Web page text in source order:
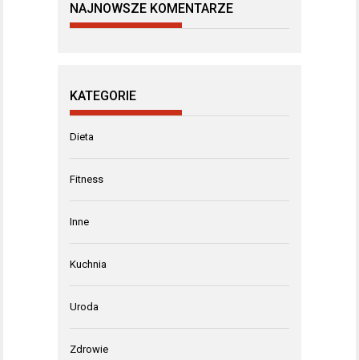
NAJNOWSZE KOMENTARZE
KATEGORIE
Dieta
Fitness
Inne
Kuchnia
Uroda
Zdrowie